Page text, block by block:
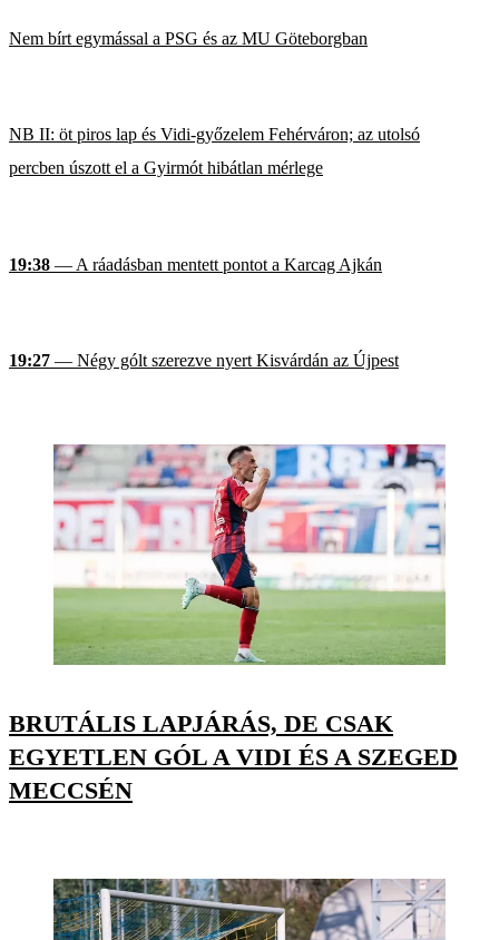
Nem bírt egymással a PSG és az MU Göteborgban
NB II: öt piros lap és Vidi-győzelem Fehérváron; az utolsó
percben úszott el a Gyirmót hibátlan mérlege
19:38 — A ráadásban mentett pontot a Karcag Ajkán
19:27 — Négy gólt szerezve nyert Kisvárdán az Újpest
BRUTÁLIS LAPJÁRÁS, DE CSAK
EGYETLEN GÓL A VIDI ÉS A SZEGED
MECCSÉN